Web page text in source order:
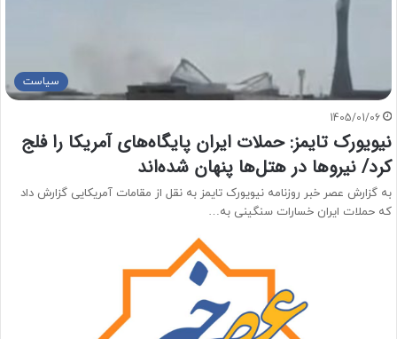
سیاست
1405/01/06
نیویورک‌ تایمز: حملات ایران پایگاه‌های آمریکا را فلج
کرد/ نیروها در هتل‌ها پنهان شده‌اند
به گزارش عصر خبر روزنامه نیویورک تایمز به نقل از مقامات آمریکایی گزارش داد
که حملات ایران خسارات سنگینی به…